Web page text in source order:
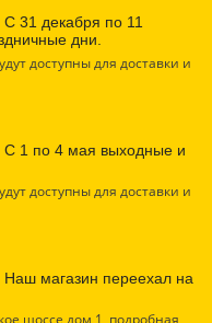
31 декабря по 11
дни.
доступны для доставки и
С 1 по 4 мая выходные и
доступны для доставки и
магазин переехал на
шоссе дом 1, подробная